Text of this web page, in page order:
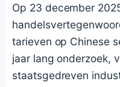
Op 23 december
tarieven op Chinese
jaar lang onderzoek,
staatsgedreven